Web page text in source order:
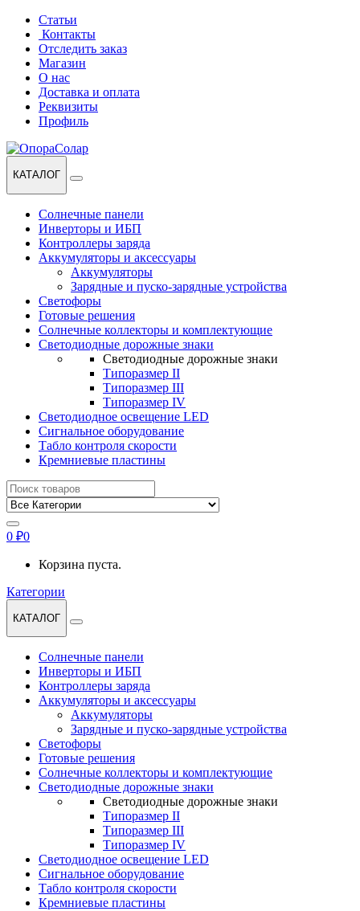
Перейти
навигации
Перейти
содержанию
Статьи
Контакты
Отследить заказ
Магазин
О нас
Доставка и оплата
Реквизиты
Профиль
КАТАЛОГ
Солнечные панели
Инверторы и ИБП
Контроллеры заряда
Аккумуляторы и аксессуары
Аккумуляторы
Зарядные и пуско-зарядные устройства
Светофоры
Готовые решения
Солнечные коллекторы и комплектующие
Светодиодные дорожные знаки
Светодиодные дорожные знаки
Типоразмер II
Типоразмер III
Типоразмер IV
Светодиодное освещение LED
Сигнальное оборудование
Табло контроля скорости
Кремниевые пластины
Найти:
0 ₽0
Корзина пуста.
Категории
КАТАЛОГ
Солнечные панели
Инверторы и ИБП
Контроллеры заряда
Аккумуляторы и аксессуары
Аккумуляторы
Зарядные и пуско-зарядные устройства
Светофоры
Готовые решения
Солнечные коллекторы и комплектующие
Светодиодные дорожные знаки
Светодиодные дорожные знаки
Типоразмер II
Типоразмер III
Типоразмер IV
Светодиодное освещение LED
Сигнальное оборудование
Табло контроля скорости
Кремниевые пластины